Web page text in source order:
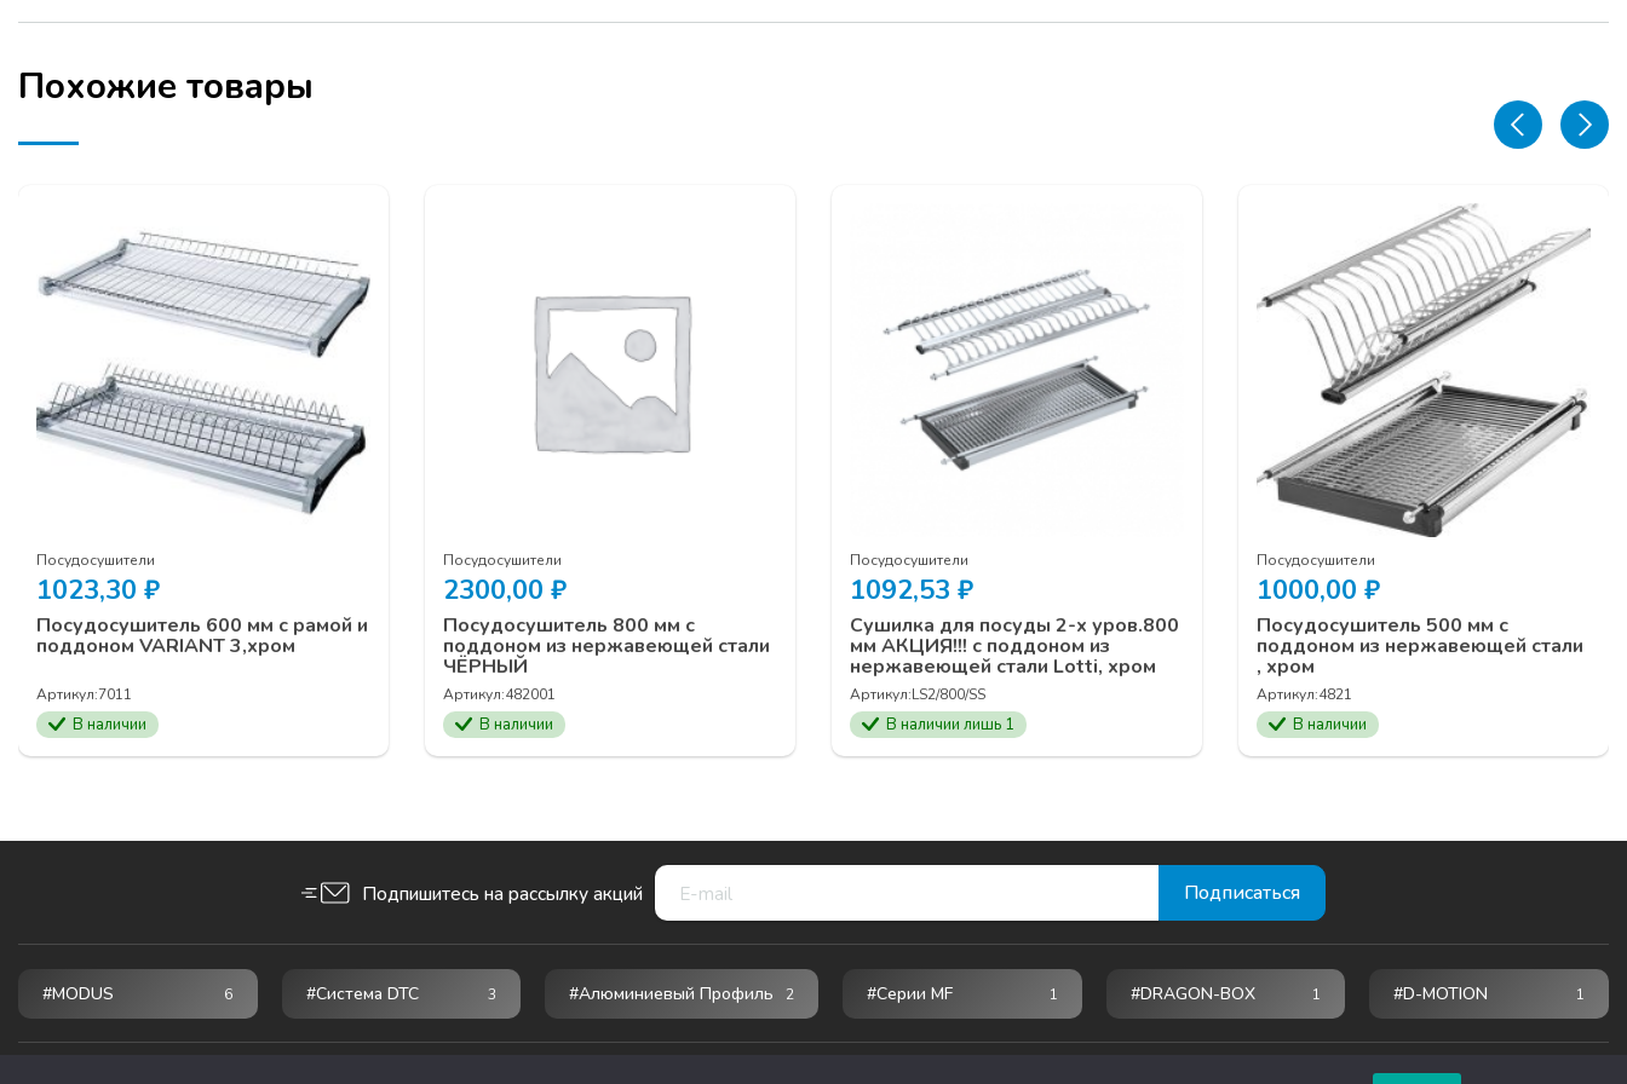
Похожие товары
Посудосушители
1023,30 ₽
Посудосушитель 600 мм с рамой и
поддоном VARIANT 3,хром
Артикул:7011
В наличии
Посудосушители
2300,00 ₽
Посудосушитель 800 мм с
поддоном из нержавеющей стали
ЧЁРНЫЙ
Артикул:482001
В наличии
Посудосушители
1092,53 ₽
Сушилка для посуды 2-х уров.800
мм АКЦИЯ!!! с поддоном из
нержавеющей стали Lotti, хром
Артикул:LS2/800/SS
В наличии лишь 1
Посудосушители
1000,00 ₽
Посудосушитель 500 мм с
поддоном из нержавеющей стали
, хром
Артикул:4821
В наличии
Подпишитесь на рассылку акций
#MODUS 6 #Система DTC 3 #Алюминиевый Профиль 2 #серии MF 1 #DRAGON-BOX 1 #D-MOTION 1